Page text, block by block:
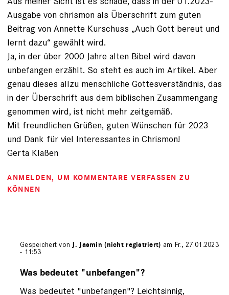
Ausgabe von chrismon als Überschrift zum guten
Beitrag von Annette Kurschuss „Auch Gott bereut und
lernt dazu“ gewählt wird.
Ja, in der über 2000 Jahre alten Bibel wird davon
unbefangen erzählt. So steht es auch im Artikel. Aber
genau dieses allzu menschliche Gottesverständnis, das
in der Überschrift aus dem biblischen Zusammengang
genommen wird, ist nicht mehr zeitgemäß.
Mit freundlichen Grüßen, guten Wünschen für 2023
und Dank für viel Interessantes in Chrismon!
Gerta Klaßen
ANMELDEN, UM KOMMENTARE VERFASSEN ZU
KÖNNEN
Gespeichert von J. Jasmin (nicht registriert) am Fr., 27.01.2023
- 11:53
auf
Gerta
Was bedeutet "unbefangen"?
Was bedeutet "unbefangen"? Leichtsinnig,